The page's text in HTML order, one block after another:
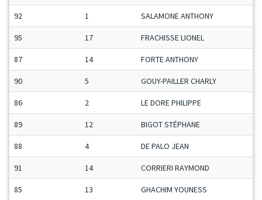
92 1 SALAMONE ANTHONY
95 17 FRACHISSE LIONEL
87 14 FORTE ANTHONY
90 5 GOUY-PAILLER CHARLY
86 2 LE DORE PHILIPPE
89 12 BIGOT STÉPHANE
88 4 DE PALO JEAN
91 14 CORRIERI RAYMOND
85 13 GHACHIM YOUNESS